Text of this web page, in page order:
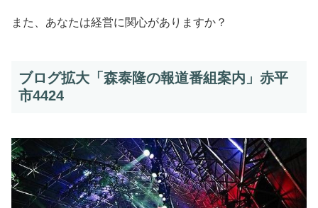
また、あなたは経営に関心がありますか？
ブログ拡大「森泰隆の報道番組案内」赤平
市4424